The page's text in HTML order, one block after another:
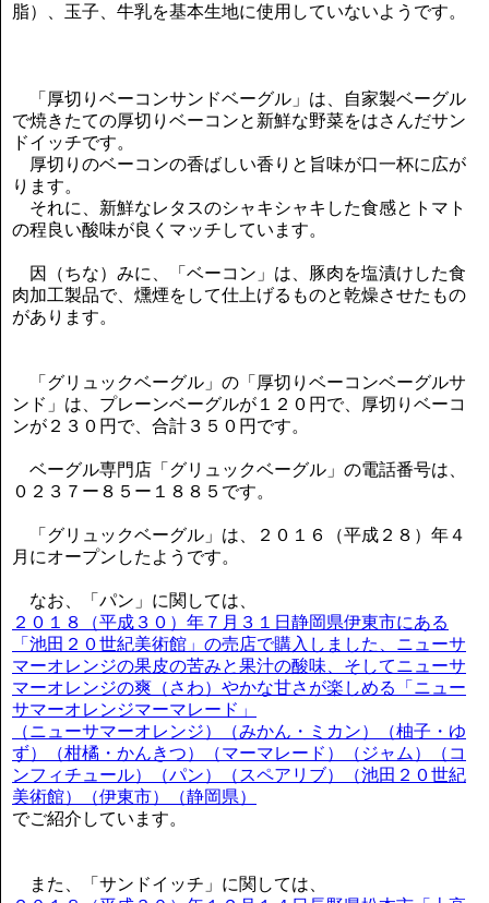
脂）、玉子、牛乳を基本生地に使用していないようです。
「厚切りベーコンサンドベーグル」は、自家製ベーグル
で焼きたての厚切りベーコンと新鮮な野菜をはさんだサン
ドイッチです。
厚切りのベーコンの香ばしい香りと旨味が口一杯に広が
ります。
それに、新鮮なレタスのシャキシャキした食感とトマト
の程良い酸味が良くマッチしています。
因（ちな）みに、「ベーコン」は、豚肉を塩漬けした食
肉加工製品で、燻煙をして仕上げるものと乾燥させたもの
があります。
「グリュックベーグル」の「厚切りベーコンベーグルサ
ンド」は、プレーンベーグルが１２０円で、厚切りベーコ
ンが２３０円で、合計３５０円です。
ベーグル専門店「グリュックベーグル」の電話番号は、
０２３７ー８５ー１８８５です。
「グリュックベーグル」は、２０１６（平成２８）年４
月にオープンしたようです。
なお、「パン」に関しては、
２０１８（平成３０）年７月３１日静岡県伊東市にある
「池田２０世紀美術館」の売店で購入しました、ニューサ
マーオレンジの果皮の苦みと果汁の酸味、そしてニューサ
マーオレンジの爽（さわ）やかな甘さが楽しめる「ニュー
サマーオレンジマーマレード」
（ニューサマーオレンジ）（みかん・ミカン）（柚子・ゆ
ず）（柑橘・かんきつ）（マーマレード）（ジャム）（コ
ンフィチュール）（パン）（スペアリブ）（池田２０世紀
美術館）（伊東市）（静岡県）
でご紹介しています。
また、「サンドイッチ」に関しては、